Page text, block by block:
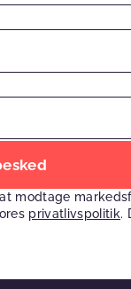
modtage
privatlivspolitik.